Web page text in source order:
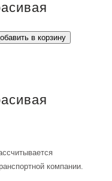
в корзину
компании.